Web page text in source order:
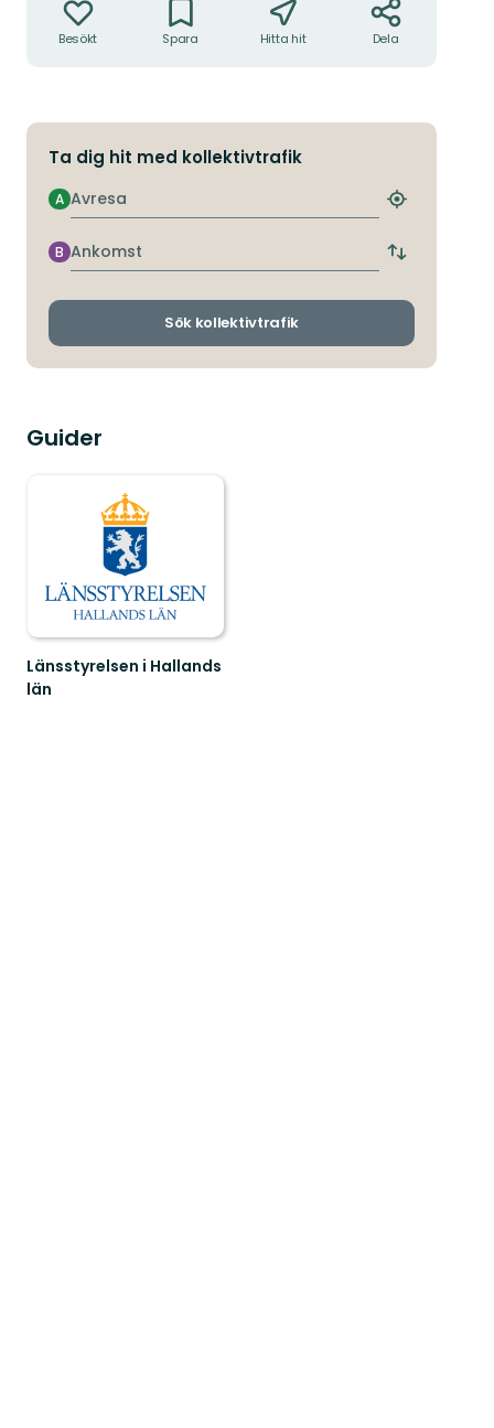
Besökt Spara Hitta hit Dela
Ta dig hit med kollektivtrafik
Avresa
A
Hitta
hållplats
Ankomst
B
Byt
och
Sök kollektivtrafik
Guider
Länsstyrelsen i Hallands
län